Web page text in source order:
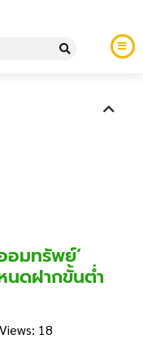
อมทรัพย์’
นดฝากขั้นต่ำ
18